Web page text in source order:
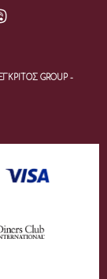
GROUP -